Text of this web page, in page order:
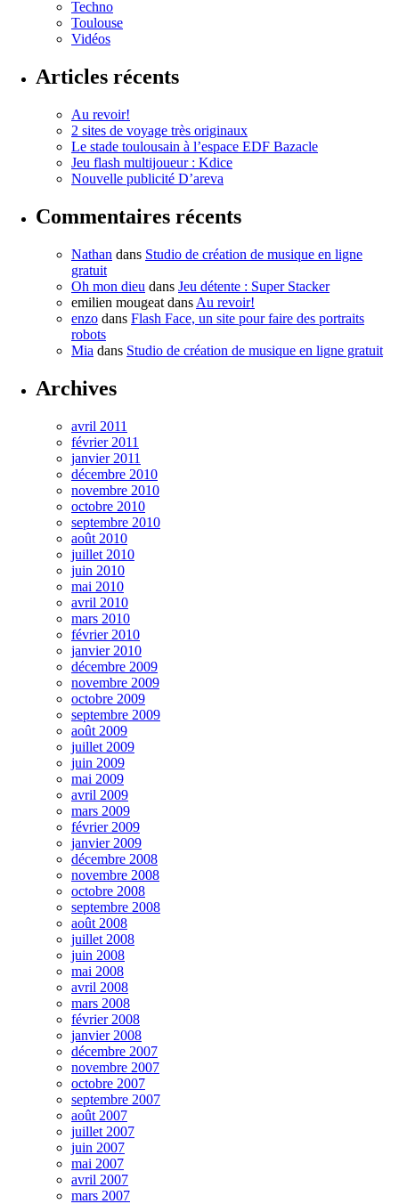
Techno
Toulouse
Vidéos
Articles récents
Au revoir!
2 sites de voyage très originaux
Le stade toulousain à l’espace EDF Bazacle
Jeu flash multijoueur : Kdice
Nouvelle publicité D’areva
Commentaires récents
Nathan dans Studio de création de musique en ligne
gratuit
Oh mon dieu dans Jeu détente : Super Stacker
emilien mougeat dans Au revoir!
enzo dans Flash Face, un site pour faire des portraits
robots
Mia dans Studio de création de musique en ligne gratuit
Archives
avril 2011
février 2011
janvier 2011
décembre 2010
novembre 2010
octobre 2010
septembre 2010
août 2010
juillet 2010
juin 2010
mai 2010
avril 2010
mars 2010
février 2010
janvier 2010
décembre 2009
novembre 2009
octobre 2009
septembre 2009
août 2009
juillet 2009
juin 2009
mai 2009
avril 2009
mars 2009
février 2009
janvier 2009
décembre 2008
novembre 2008
octobre 2008
septembre 2008
août 2008
juillet 2008
juin 2008
mai 2008
avril 2008
mars 2008
février 2008
janvier 2008
décembre 2007
novembre 2007
octobre 2007
septembre 2007
août 2007
juillet 2007
juin 2007
mai 2007
avril 2007
mars 2007